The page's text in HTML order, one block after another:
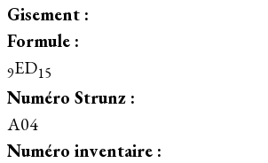
Gisement :
Formule :
9ED15
Numéro Strunz :
A04
Numéro inventaire :